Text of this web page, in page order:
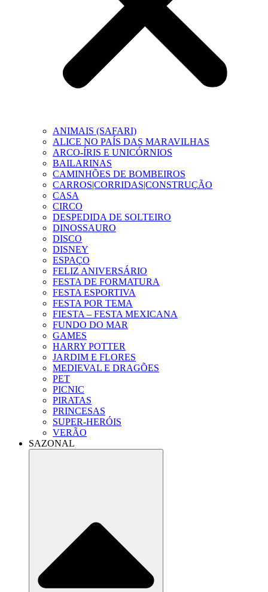
ANIMAIS (SAFARI)
ALICE NO PAÍS DAS MARAVILHAS
ARCO-ÍRIS E UNICÓRNIOS
BAILARINAS
CAMINHÕES DE BOMBEIROS
CARROS|CORRIDAS|CONSTRUÇÃO
CASA
CIRCO
DESPEDIDA DE SOLTEIRO
DINOSSAURO
DISCO
DISNEY
ESPAÇO
FELIZ ANIVERSÁRIO
FESTA DE FORMATURA
FESTA ESPORTIVA
FESTA POR TEMA
FIESTA – FESTA MEXICANA
FUNDO DO MAR
GAMES
HARRY POTTER
JARDIM E FLORES
MEDIEVAL E DRAGÕES
PET
PICNIC
PIRATAS
PRINCESAS
SUPER-HERÓIS
VERÃO
SAZONAL